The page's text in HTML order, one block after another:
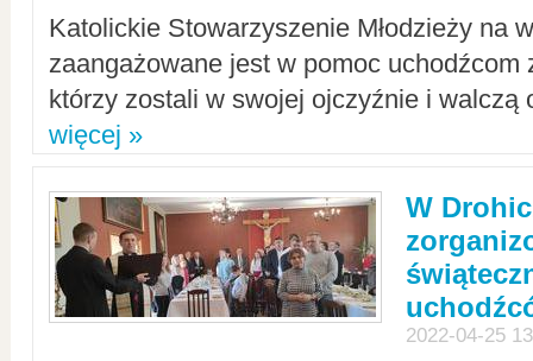
Katolickie Stowarzyszenie Młodzieży na
zaangażowane jest w pomoc uchodźcom
którzy zostali w swojej ojczyźnie i walczą
więcej »
W
2022-04-25